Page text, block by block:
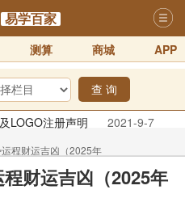
易学百家
测算 商城 APP
查 询
LOGO注册声明
2021-9-7
学，ai智能体客服系统开通，欢迎
家来体验新程序及感觉！！
程财运吉凶（2025年
财运吉凶（2025年